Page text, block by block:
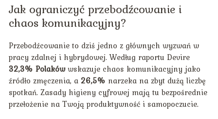
Jak ograniczyć przebodźcowanie i
chaos komunikacyjny?
Przebodźcowanie to dziś jedno z głównych wyzwań w
pracy zdalnej i hybrydowej. Według raportu Devire
32,3% Polakówwskazuje chaos komunikacyjny jako
źródło zmęczenia, a 26,5% narzeka na zbyt dużą liczbę
spotkań. Zasady higieny cyfrowej mają tu bezpośrednie
przełożenie na Twoją produktywność i samopoczucie.